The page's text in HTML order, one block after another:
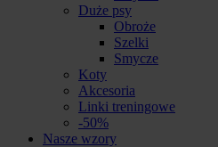
Duże psy
Obroże
Szelki
Smycze
Koty
Akcesoria
Linki treningowe
-50%
Nasze wzory